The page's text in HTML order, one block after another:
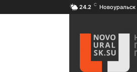
24.2 C Новоуральск